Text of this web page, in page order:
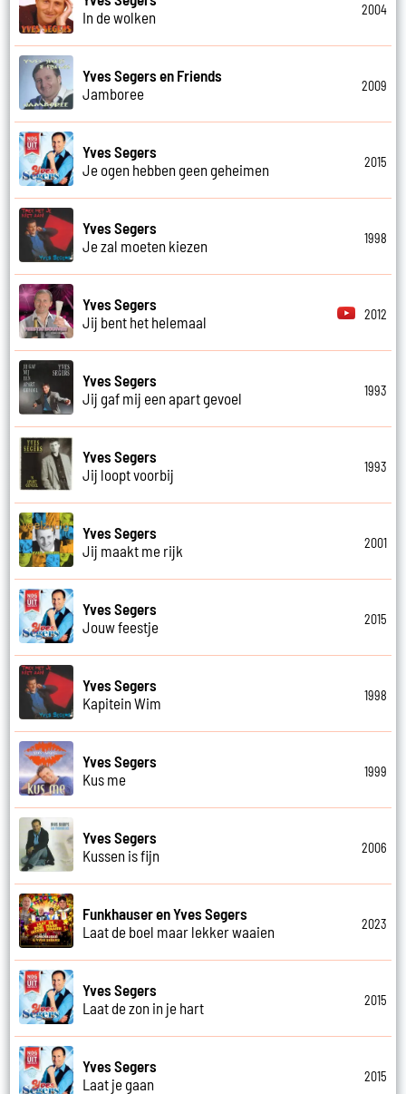
In de wolken
2004
Yves Segers en Friends
Jamboree
2009
Yves Segers
Je ogen hebben geen geheimen
2015
Yves Segers
Je zal moeten kiezen
1998
Yves Segers
Jij bent het helemaal
2012
Yves Segers
Jij gaf mij een apart gevoel
1993
Yves Segers
Jij loopt voorbij
1993
Yves Segers
Jij maakt me rijk
2001
Yves Segers
Jouw feestje
2015
Yves Segers
Kapitein Wim
1998
Yves Segers
Kus me
1999
Yves Segers
Kussen is fijn
2006
Funkhauser en Yves Segers
Laat de boel maar lekker waaien
2023
Yves Segers
Laat de zon in je hart
2015
Yves Segers
Laat je gaan
2015